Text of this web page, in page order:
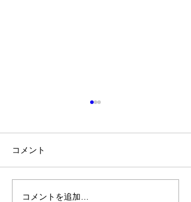
コメント
コメントを追加…